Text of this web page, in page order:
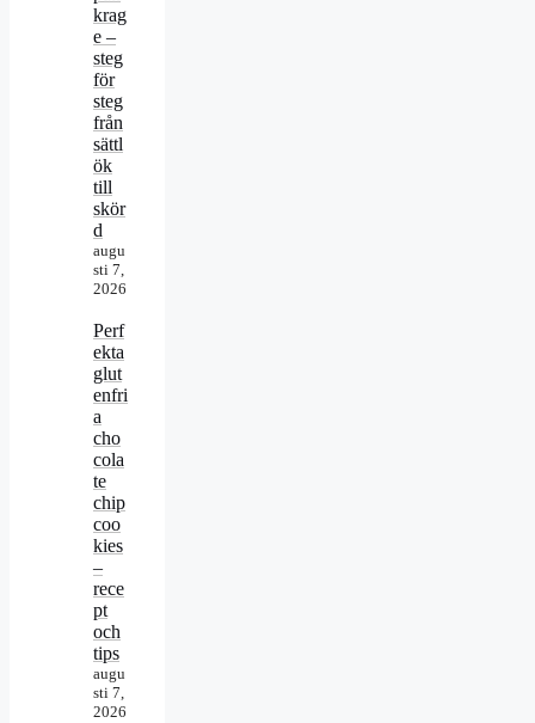
krag
e –
steg
för
steg
från
sättl
ök
till
skör
d
augu
sti 7,
2026
Perf
ekta
glut
enfri
a
cho
cola
te
chip
coo
kies
–
rece
pt
och
tips
augu
sti 7,
2026